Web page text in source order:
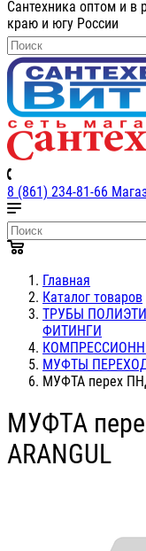
Сантехника оптом и в
краю и югу России
8 (861) 234-81-66
Главная
Каталог товаров
ТРУБЫ
ФИТИНГИ
МУФТЫ
МУФТА перех
МУФТА
ARANGUL